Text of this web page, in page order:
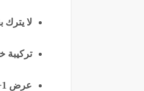
لا يترك
تركيبة
عرض 1+1 مجاني